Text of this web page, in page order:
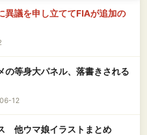
異議を申し立ててFIAが追加の
の等身大パネル、落書きされる
12
他ウマ娘イラストまとめ